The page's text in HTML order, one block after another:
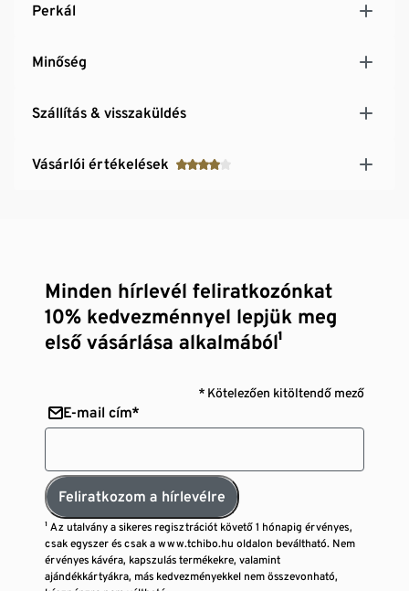
Perkál
Minőség
Szállítás & visszaküldés
Vásárlói értékelések
Minden hírlevél feliratkozónkat
10% kedvezménnyel lepjük meg
első vásárlása alkalmából¹
* Kötelezően kitöltendő mező
E-mail cím*
Feliratkozom a hírlevélre
¹ Az utalvány a sikeres regisztrációt követő 1 hónapig érvényes,
csak egyszer és csak a www.tchibo.hu oldalon beváltható. Nem
érvényes kávéra, kapszulás termékekre, valamint
ajándékkártyákra, más kedvezményekkel nem összevonható,